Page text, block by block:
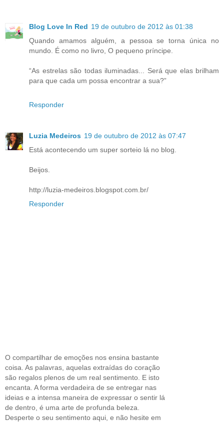
Blog Love In Red 19 de outubro de 2012 às 01:38
Quando amamos alguém, a pessoa se torna única no
mundo. É como no livro, O pequeno príncipe.
“As estrelas são todas iluminadas... Será que elas brilham
para que cada um possa encontrar a sua?”
Responder
Luzia Medeiros 19 de outubro de 2012 às 07:47
Está acontecendo um super sorteio lá no blog.
Beijos.
http://luzia-medeiros.blogspot.com.br/
Responder
O compartilhar de emoções nos ensina bastante
coisa. As palavras, aquelas extraídas do coração
são regalos plenos de um real sentimento. E isto
encanta. A forma verdadeira de se entregar nas
ideias e a intensa maneira de expressar o sentir lá
de dentro, é uma arte de profunda beleza.
Desperte o seu sentimento aqui, e não hesite em